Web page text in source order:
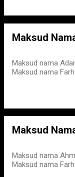
Maksud
Maksud nama
Maksud nama
Maksud
Maksud nama
Maksud nama